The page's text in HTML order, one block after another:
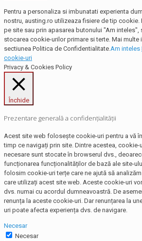
Pentru a personaliza si imbunatati experienta
nostru, austing.ro utilizeaza fisiere de tip cookie.
pe site sau prin apasarea butonului "Am inteles",
stocarea cookie-urilor primare si terte. Mai multe
sectiunea Politica de Confidentialitate. Am inteles
cookie-uri
Privacy & Cookies Policy
Închide
Prezentare generală a confidențialității
Acest site web folosește cookie-uri pentru a vă
timp ce navigați prin site. Dintre acestea, cookie-
necesare sunt stocate în browserul dvs.,
funcționarea funcționalităților de bază ale site-
folosim cookie-uri terțe care ne ajută să
care utilizați acest site web. Aceste cookie-uri
dvs. numai cu acordul dumneavoastră. De
renunța la aceste cookie-uri. Dar renunțarea la
uri poate afecta experiența dvs. de navigare.
Necesar
Necesar